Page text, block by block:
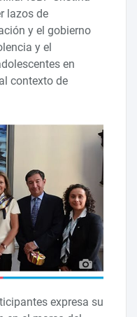
lazos de
y el gobierno
y el
en
contexto de
expresa su